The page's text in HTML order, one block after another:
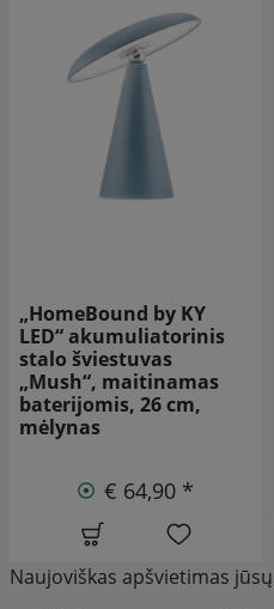
"Sirius" įkraunamas
LED stalinis šviestuvas
"Tim outdoor" 30 cm
juodas
Naujoviškas apšvietimas